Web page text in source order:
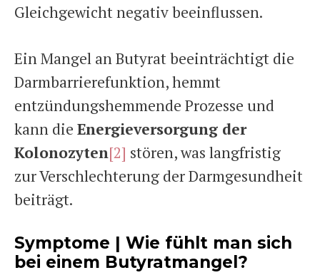
Gleichgewicht negativ beeinflussen.
Ein Mangel an Butyrat beeinträchtigt die
Darmbarrierefunktion, hemmt
entzündungshemmende Prozesse und
kann die Energieversorgung der
Kolonozyten[2] stören, was langfristig
zur Verschlechterung der Darmgesundheit
beiträgt.
Symptome | Wie fühlt man sich
bei einem Butyratmangel?